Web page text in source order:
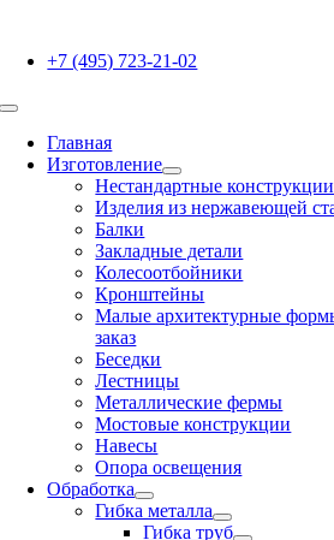
content+7 (495) 723-21-02
Toggle
NavigationГлавная
Изготовление
Нестандартные конструкции
Изделия из нержавеющей
Балки
Закладные детали
Колесоотбойники
Кронштейны
Малые архитектурные
заказ
Беседки
Лестницы
Металлические фермы
Мостовые конструкции
Навесы
Опора освещения
Обработка
Гибка металла
Гибка труб